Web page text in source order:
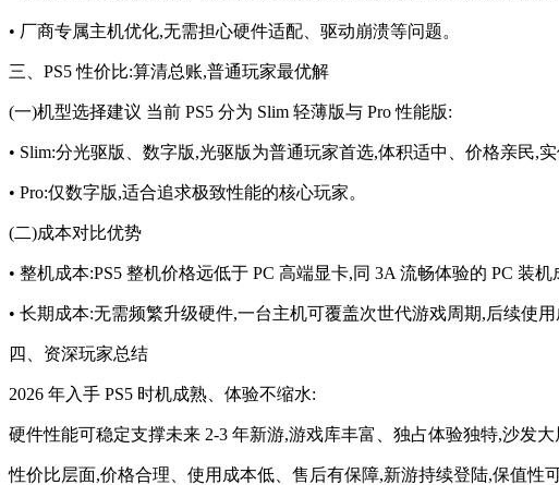
• 厂商专属主机优化,无需担心硬件适配、驱动崩溃等问题。
三、PS5 性价比:算清总账,普通玩家最优解
(一)机型选择建议 当前 PS5 分为 Slim 轻薄版与 Pro 性能版:
• Slim:分光驱版、数字版,光驱版为普通玩家首选,体积适中、价格亲民,
• Pro:仅数字版,适合追求极致性能的核心玩家。
(二)成本对比优势
• 整机成本:PS5 整机价格远低于 PC 高端显卡,同 3A 流畅体验的 PC 装
• 长期成本:无需频繁升级硬件,一台主机可覆盖次世代游戏周期,后续使
四、资深玩家总结
2026 年入手 PS5 时机成熟、体验不缩水:
硬件性能可稳定支撑未来 2-3 年新游,游戏库丰富、独占体验独特,沙发
性价比层面,价格合理、使用成本低、售后有保障,新游持续登陆,保值性